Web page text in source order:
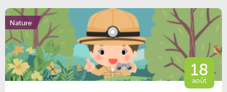
Nature
18
août